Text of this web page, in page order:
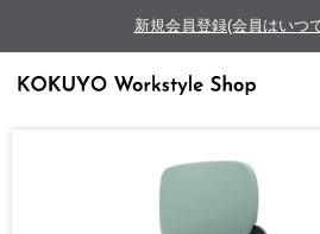
新規会員登録(会員はいつ